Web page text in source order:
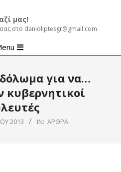
μας!
σας στο danioliptesgr@gmail.com
για να…
κυβερνητικοί
2013 IN: ΆΡΘΡΑ